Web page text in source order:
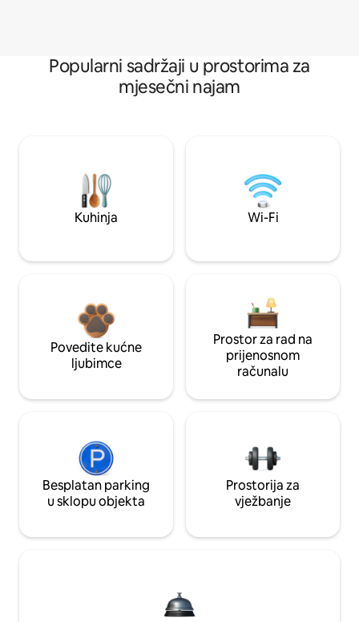
Popularni sadržaji u prostorima za
mjesečni najam
Kuhinja Wi-Fi
Povedite kućne
ljubimce
Prostor za rad na
prijenosnom
računalu
Besplatan parking
u sklopu objekta
Prostorija za
vježbanje